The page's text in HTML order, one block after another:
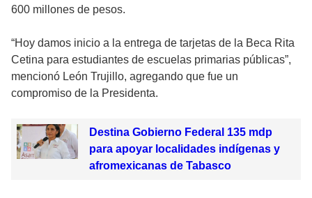
600 millones de pesos.
“Hoy damos inicio a la entrega de tarjetas de la Beca Rita
Cetina para estudiantes de escuelas primarias públicas”,
mencionó León Trujillo, agregando que fue un
compromiso de la Presidenta.
Destina Gobierno Federal 135 mdp
para apoyar localidades indígenas y
afromexicanas de Tabasco